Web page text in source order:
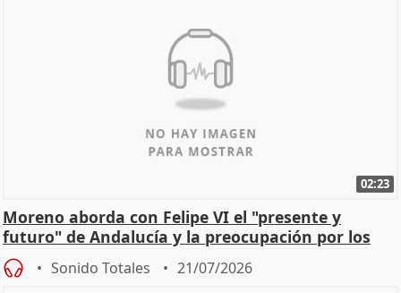
02:23
Moreno aborda con Felipe VI el "presente y
futuro" de Andalucía y la preocupación por los
incendios
Sonido Totales 21/07/2026